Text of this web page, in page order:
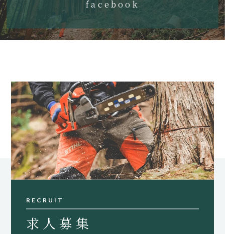
facebook
RECRUIT
求人募集